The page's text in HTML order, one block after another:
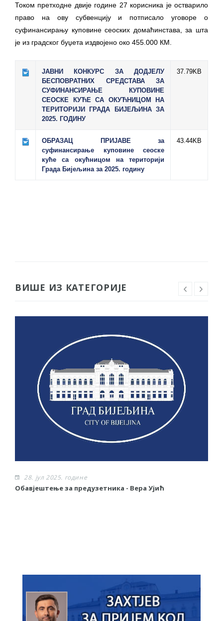
​Током претходне двије године 27 корисника је остварило
право на ову субвенцију и потписало уговоре о
суфинансирању куповине сеоских домаћинстава, за шта
је из градског буџета издвојено око 455.000 КМ.
ЈАВНИ КОНКУРС ЗА ДОДЈЕЛУ
БЕСПОВРАТНИХ СРЕДСТАВА ЗА
СУФИНАНСИРАЊЕ КУПОВИНЕ
СЕОСКЕ КУЋЕ СА ОКУЋНИЦОМ НА
ТЕРИТОРИЈИ ГРАДА БИЈЕЉИНА ЗА
2025. ГОДИНУ
37.79KB
ОБРАЗАЦ ПРИЈАВЕ за
суфинансирање куповине сеоске
куће са окућницом на територији
Града Бијељина за 2025. годину
43.44KB
ВИШЕ ИЗ КАТЕГОРИЈЕ
28. јул 2025. године
Обавјештење за предузетника - Вера Ујић